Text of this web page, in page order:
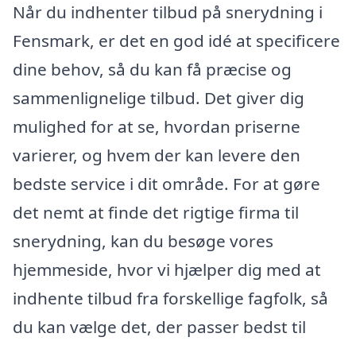
Når du indhenter tilbud på snerydning i
Fensmark, er det en god idé at specificere
dine behov, så du kan få præcise og
sammenlignelige tilbud. Det giver dig
mulighed for at se, hvordan priserne
varierer, og hvem der kan levere den
bedste service i dit område. For at gøre
det nemt at finde det rigtige firma til
snerydning, kan du besøge vores
hjemmeside, hvor vi hjælper dig med at
indhente tilbud fra forskellige fagfolk, så
du kan vælge det, der passer bedst til